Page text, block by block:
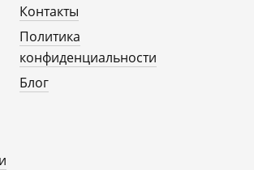
Контакты
Политика
конфиденциальности
Блог